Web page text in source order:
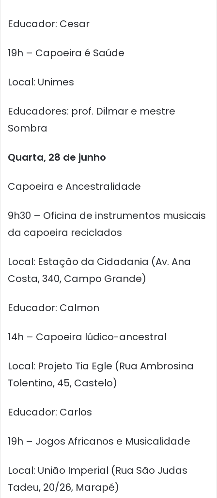
Educador: Cesar
19h – Capoeira é Saúde
Local: Unimes
Educadores: prof. Dilmar e mestre
Sombra
Quarta, 28 de junho
Capoeira e Ancestralidade
9h30 – Oficina de instrumentos musicais
da capoeira reciclados
Local: Estação da Cidadania (Av. Ana
Costa, 340, Campo Grande)
Educador: Calmon
14h – Capoeira lúdico-ancestral
Local: Projeto Tia Egle (Rua Ambrosina
Tolentino, 45, Castelo)
Educador: Carlos
19h – Jogos Africanos e Musicalidade
Local: União Imperial (Rua São Judas
Tadeu, 20/26, Marapé)